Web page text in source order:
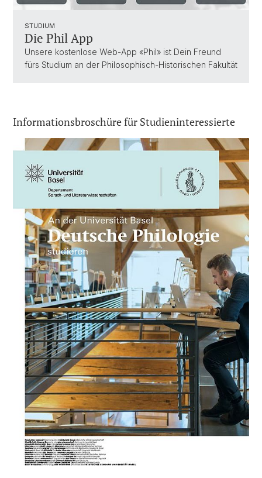
STUDIUM
Die Phil App
Unsere kostenlose Web-App «Phil» ist Dein Freund
fürs Studium an der Philosophisch-Historischen Fakultät
Informationsbroschüre für Studieninteressierte